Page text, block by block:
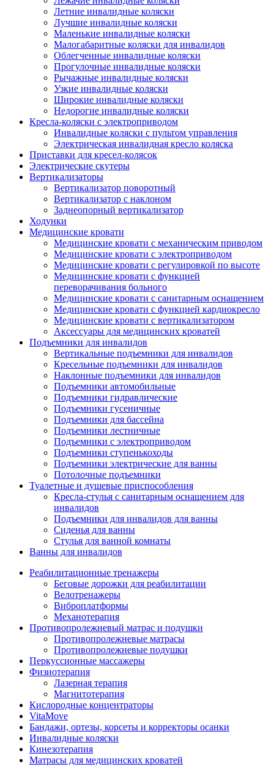
Летние инвалидные коляски
Лучшие инвалидные коляски
Маленькие инвалидные коляски
Малогабаритные коляски для инвалидов
Облегченные инвалидные коляски
Прогулочные инвалидные коляски
Рычажные инвалидные коляски
Узкие инвалидные коляски
Широкие инвалидные коляски
Недорогие инвалидные коляски
Кресла-коляски с электроприводом
Инвалидные коляски с пультом управления
Электрическая инвалидная кресло коляска
Приставки для кресел-колясок
Электрические скутеры
Вертикализаторы
Вертикализатор поворотный
Вертикализатор с наклоном
Заднеопорный вертикализатор
Ходунки
Медицинские кровати
Медицинские кровати с механическим приводом
Медицинские кровати с электроприводом
Медицинские кровати с регулировкой по высоте
Медицинские кровати с функцией
переворачивания больного
Медицинские кровати с санитарным оснащением
Медицинские кровати с функцией кардиокресло
Медицинские кровати с вертикализатором
Аксессуары для медицинских кроватей
Подъемники для инвалидов
Вертикальные подъемники для инвалидов
Кресельные подъемники для инвалидов
Наклонные подъемники для инвалидов
Подъемники автомобильные
Подъемники гидравлические
Подъемники гусеничные
Подъемники для бассейна
Подъемники лестничные
Подъемники с электроприводом
Подъемники ступенькоходы
Подъемники электрические для ванны
Потолочные подъемники
Туалетные и душевые приспособления
Кресла-стулья с санитарным оснащением для
инвалидов
Подъемники для инвалидов для ванны
Сиденья для ванны
Стулья для ванной комнаты
Ванны для инвалидов
Реабилитационные тренажеры
Беговые дорожки для реабилитации
Велотренажеры
Виброплатформы
Механотерапия
Противопролежневый матрас и подушки
Противопролежневые матрасы
Противопролежневые подушки
Перкуссионные массажеры
Физиотерапия
Лазерная терапия
Магнитотерапия
Кислородные концентраторы
VitaMove
Бандажи, ортезы, корсеты и корректоры осанки
Инвалидные коляски
Кинезотерапия
Матрасы для медицинских кроватей